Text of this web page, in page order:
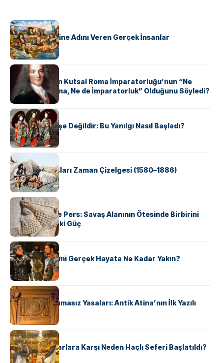
KÜLTÜR
ABD Eyaletlerine Adını Veren Gerçek İnsanlar
KÜLTÜR
Voltaire Neden Kutsal Roma İmparatorluğu’nun “Ne
Kutsal, Ne Roma, Ne de İmparatorluk” Olduğunu Söyledi?
KÜLTÜR
Geyşalar Fahişe Değildir: Bu Yanılgı Nasıl Başladı?
KÜLTÜR
Apache Savaşları Zaman Çizelgesi (1580–1886)
KÜLTÜR
Antik Yunan ve Pers: Savaş Alanının Ötesinde Birbirini
Şekillendiren İki Güç
KÜLTÜR
‘Gladiator’ Filmi Gerçek Hayata Ne Kadar Yakın?
KÜLTÜR
Draco’nun Acımasız Yasaları: Antik Atina’nın İlk Yazılı
Hukuk Kodu
KÜLTÜR
Avrupalı ​​Katharlara Karşı Neden Haçlı Seferi Başlatıldı?